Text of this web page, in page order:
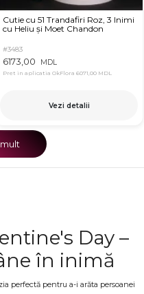
Cutie cu 51 Trandafiri Roz, 3 Inimi
cu Heliu și Moet Chandon
#3483
6173,00 MDL
Pret in aplicatia OkFlora 6071,00 MDL
Vezi detalii
Day –
în inimă
perfectă pentru a-i arăta persoanei